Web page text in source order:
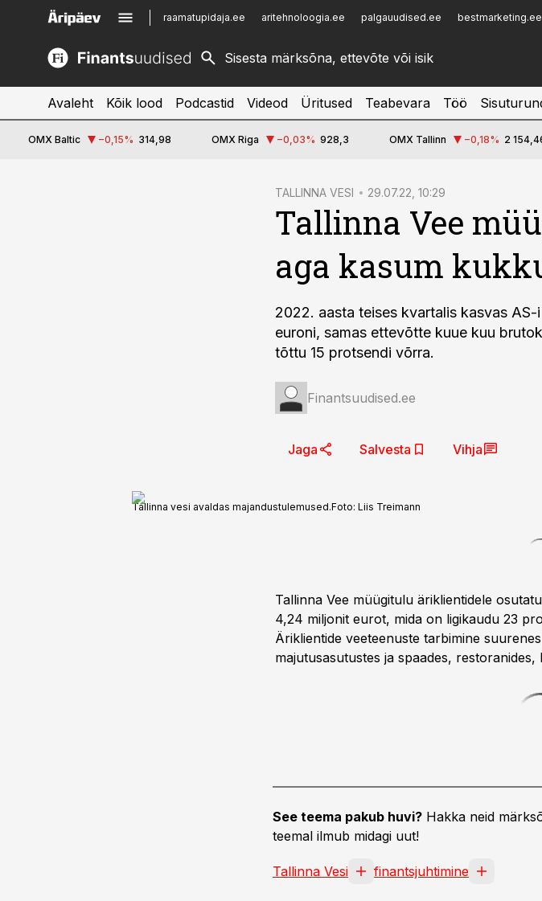
raamatupidaja.ee aritehnoloogia.ee palgauudised.ee bestmarketing.ee
kinnisvarauudised.ee
logistikauudised.ee
imelineajalugu.ee
Infopank
Avaleht Kõik lood Podcastid Videod Üritused Teabevara Töö
OMX Baltic −0,15% 314,98 OMX Riga −0,03% 928,3 OMX Tallinn −0,18% 2
TALLINNA VESI 29.07.22, 10:29
Tallinna Vee
aga kasum
2022. aasta teises kvartalis kasvas AS-
euroni, samas ettevõtte kuue kuu
tõttu 15 protsendi võrra.
Finantsuudised.ee
Jaga Salvesta Vihja
Tallinna vesi avaldas majandustulemused.Foto: Liis Treimann
Tallinna Vee müügitulu äriklientidele
4,24 miljonit eurot, mida on ligikaudu 23
Äriklientide veeteenuste tarbimine
majutusasutustes ja spaades,
See teema pakub huvi? Hakka neid
teemal ilmub midagi uut!
Tallinna Vesi finantsjuhtimine